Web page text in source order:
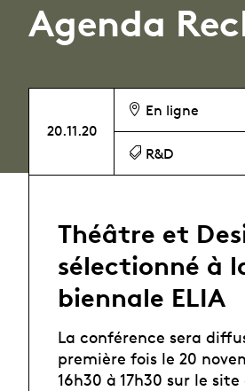
Agenda
20.11.20
En ligne
R&D
Théâtre et
sélectionné à
biennale ELIA
La conférence sera
première fois le 20
16h30 à 17h30 sur le site